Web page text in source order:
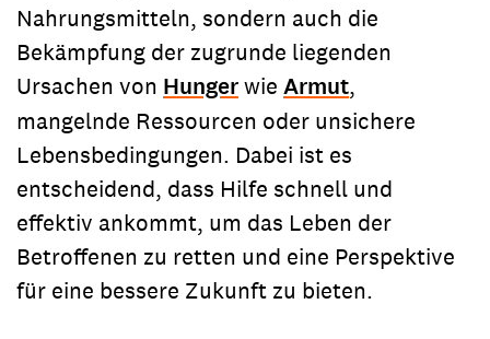
Nahrungsmitteln, sondern auch die
Bekämpfung der zugrunde liegenden
Ursachen von Hungerwie Armut,
mangelnde Ressourcen oder unsichere
Lebensbedingungen. Dabei ist es
entscheidend, dass Hilfe schnell und
effektiv ankommt, um das Leben der
Betroffenen zu retten und eine Perspektive
für eine bessere Zukunft zu bieten.